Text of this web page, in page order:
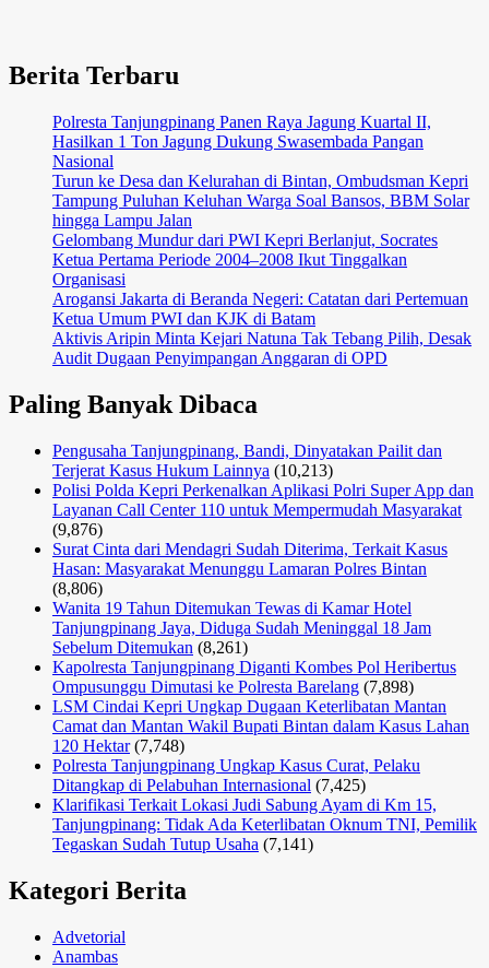
Berita Terbaru
Polresta Tanjungpinang Panen Raya Jagung Kuartal II,
Hasilkan 1 Ton Jagung Dukung Swasembada Pangan
Nasional
Turun ke Desa dan Kelurahan di Bintan, Ombudsman Kepri
Tampung Puluhan Keluhan Warga Soal Bansos, BBM Solar
hingga Lampu Jalan
Gelombang Mundur dari PWI Kepri Berlanjut, Socrates
Ketua Pertama Periode 2004–2008 Ikut Tinggalkan
Organisasi
Arogansi Jakarta di Beranda Negeri: Catatan dari Pertemuan
Ketua Umum PWI dan KJK di Batam
Aktivis Aripin Minta Kejari Natuna Tak Tebang Pilih, Desak
Audit Dugaan Penyimpangan Anggaran di OPD
Paling Banyak Dibaca
Pengusaha Tanjungpinang, Bandi, Dinyatakan Pailit dan
Terjerat Kasus Hukum Lainnya (10,213)
Polisi Polda Kepri Perkenalkan Aplikasi Polri Super App dan
Layanan Call Center 110 untuk Mempermudah Masyarakat
(9,876)
Surat Cinta dari Mendagri Sudah Diterima, Terkait Kasus
Hasan: Masyarakat Menunggu Lamaran Polres Bintan
(8,806)
Wanita 19 Tahun Ditemukan Tewas di Kamar Hotel
Tanjungpinang Jaya, Diduga Sudah Meninggal 18 Jam
Sebelum Ditemukan (8,261)
Kapolresta Tanjungpinang Diganti Kombes Pol Heribertus
Ompusunggu Dimutasi ke Polresta Barelang (7,898)
LSM Cindai Kepri Ungkap Dugaan Keterlibatan Mantan
Camat dan Mantan Wakil Bupati Bintan dalam Kasus Lahan
120 Hektar (7,748)
Polresta Tanjungpinang Ungkap Kasus Curat, Pelaku
Ditangkap di Pelabuhan Internasional (7,425)
Klarifikasi Terkait Lokasi Judi Sabung Ayam di Km 15,
Tanjungpinang: Tidak Ada Keterlibatan Oknum TNI, Pemilik
Tegaskan Sudah Tutup Usaha (7,141)
Kategori Berita
Advetorial
Anambas